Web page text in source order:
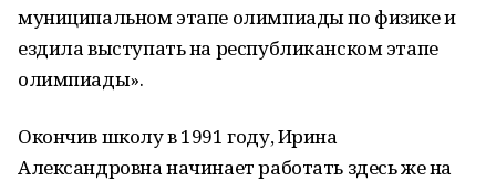
муниципальном этапе олимпиады по физике и
ездила выступать на республиканском этапе
олимпиады».
Окончив школу в 1991 году, Ирина
Александровна начинает работать здесь же на